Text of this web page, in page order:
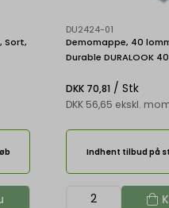
Sort,
DU2424-01
Demomappe, 40
Durable DURALOOK 40
DKK 70,81 / Stk
DKK 56,65 ekskl.
Indhent tilbud på